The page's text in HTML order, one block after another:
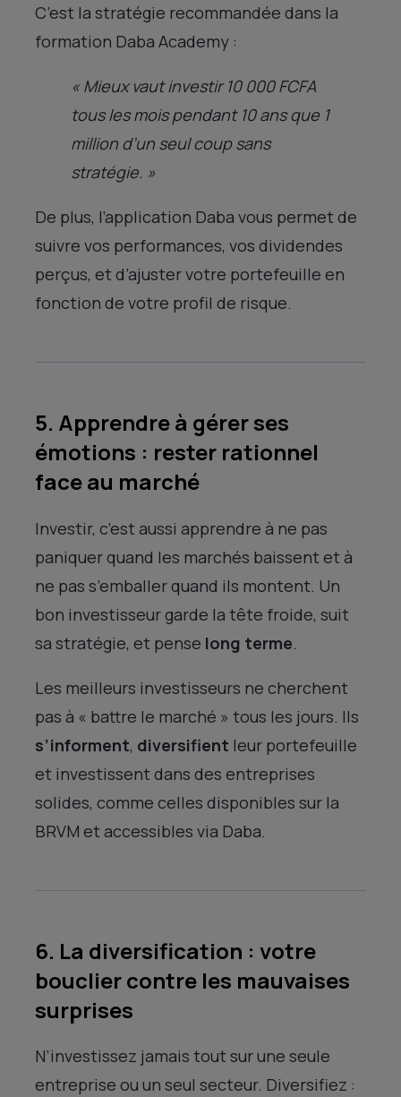
C’est la stratégie recommandée dans la
formation Daba Academy :
« Mieux vaut investir 10 000 FCFA
tous les mois pendant 10 ans que 1
million d’un seul coup sans
stratégie. »
De plus, l’application Daba vous permet de
suivre vos performances, vos dividendes
perçus, et d’ajuster votre portefeuille en
fonction de votre profil de risque.
5. Apprendre à gérer ses
émotions : rester rationnel
face au marché
Investir, c’est aussi apprendre à ne pas
paniquer quand les marchés baissent et à
ne pas s’emballer quand ils montent. Un
bon investisseur garde la tête froide, suit
sa stratégie, et pense long terme.
Les meilleurs investisseurs ne cherchent
pas à « battre le marché » tous les jours. Ils
s’informent, diversifient leur portefeuille
et investissent dans des entreprises
solides, comme celles disponibles sur la
BRVM et accessibles via Daba.
6. La diversification : votre
bouclier contre les mauvaises
surprises
N’investissez jamais tout sur une seule
entreprise ou un seul secteur. Diversifiez :